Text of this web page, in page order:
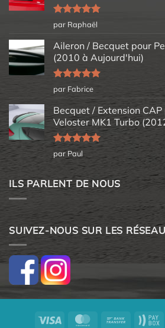
Note5sur
5
par Raphaël
Aileron / Becquet pour
(2010 à Aujourd'hui)
Note5sur
5
par Fabrice
Becquet / Extension
Veloster MK1 Turbo
Note5sur
5
par Paul
ILS PARLENT DE NOUS
SUIVEZ-NOUS SUR LES